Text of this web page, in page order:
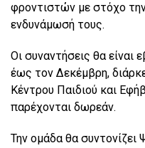
φροντιστών με στόχο
ενδυνάμωσή τους.
Οι συναντήσεις θα
έως τον Δεκέμβρη,
Κέντρου Παιδιού και
παρέχονται δωρεάν.
Την ομάδα θα